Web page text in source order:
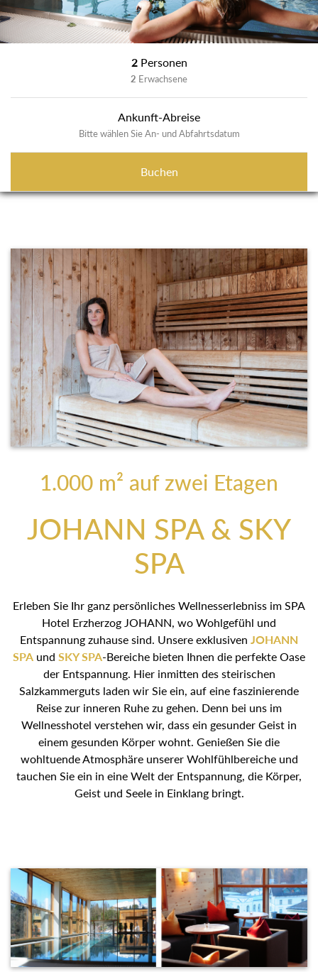
2 Personen
2 Erwachsene
Ankunft-Abreise
Bitte wählen Sie An- und Abfahrtsdatum
Buchen
1.000 m² auf zwei Etagen
JOHANN SPA & SKY
SPA
Erleben Sie Ihr ganz persönliches Wellnesserlebniss im SPA
Hotel Erzherzog JOHANN, wo Wohlgefühl und
Entspannung zuhause sind. Unsere exklusiven JOHANN
SPA und SKY SPA-Bereiche bieten Ihnen die perfekte Oase
der Entspannung. Hier inmitten des steirischen
Salzkammerguts laden wir Sie ein, auf eine faszinierende
Reise zur inneren Ruhe zu gehen. Denn bei uns im
Wellnesshotel verstehen wir, dass ein gesunder Geist in
einem gesunden Körper wohnt. Genießen Sie die
wohltuende Atmosphäre unserer Wohlfühlbereiche und
tauchen Sie ein in eine Welt der Entspannung, die Körper,
Geist und Seele in Einklang bringt.